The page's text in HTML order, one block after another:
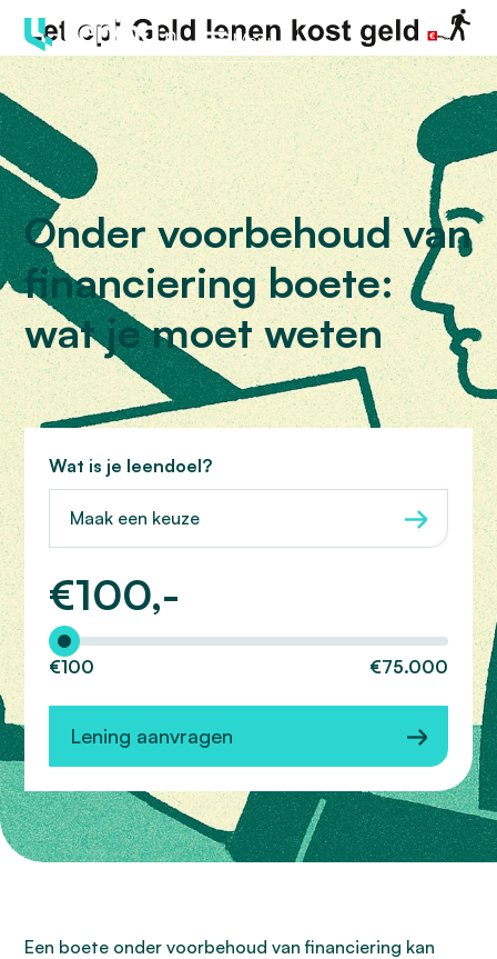
Menu
Onder voorbehoud van
financiering boete:
wat je moet weten
Wat is je leendoel?
Maak een keuze
€100,-
Hoeveel wilt u lenen?
€100 €75.000
Lening aanvragen
Een boete onder voorbehoud van financiering kan